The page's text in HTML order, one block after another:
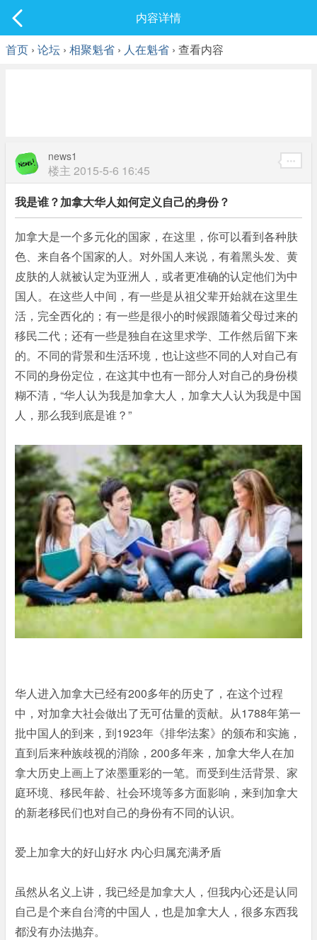
最新发表
内容详情
首页 › 论坛 › 相聚魁省 › 人在魁省 › 查看内容
news1
楼主 2015-5-6 16:45
我是谁？加拿大华人如何定义自己的身份？
加拿大是一个多元化的国家，在这里，你可以看到各种肤
色、来自各个国家的人。对外国人来说，有着黑头发、黄
皮肤的人就被认定为亚洲人，或者更准确的认定他们为中
国人。在这些人中间，有一些是从祖父辈开始就在这里生
活，完全西化的；有一些是很小的时候跟随着父母过来的
移民二代；还有一些是独自在这里求学、工作然后留下来
的。不同的背景和生活环境，也让这些不同的人对自己有
不同的身份定位，在这其中也有一部分人对自己的身份模
糊不清，“华人认为我是加拿大人，加拿大人认为我是中国
人，那么我到底是谁？”
华人进入加拿大已经有200多年的历史了，在这个过程
中，对加拿大社会做出了无可估量的贡献。从1788年第一
批中国人的到来，到1923年《排华法案》的颁布和实施，
直到后来种族歧视的消除，200多年来，加拿大华人在加
拿大历史上画上了浓墨重彩的一笔。而受到生活背景、家
庭环境、移民年龄、社会环境等多方面影响，来到加拿大
的新老移民们也对自己的身份有不同的认识。
爱上加拿大的好山好水 内心归属充满矛盾
虽然从名义上讲，我已经是加拿大人，但我内心还是认同
自己是个来自台湾的中国人，也是加拿大人，很多东西我
都没有办法抛弃。